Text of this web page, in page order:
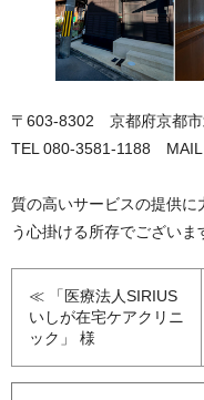
〒603-8302 京都府京都市
TEL 080-3581-1188 MAIL
質の高いサービスの提供に
う心掛ける所存でございま
≪ 「医療法人SIRIUS
いしが在宅ケアクリニ
ック」 様